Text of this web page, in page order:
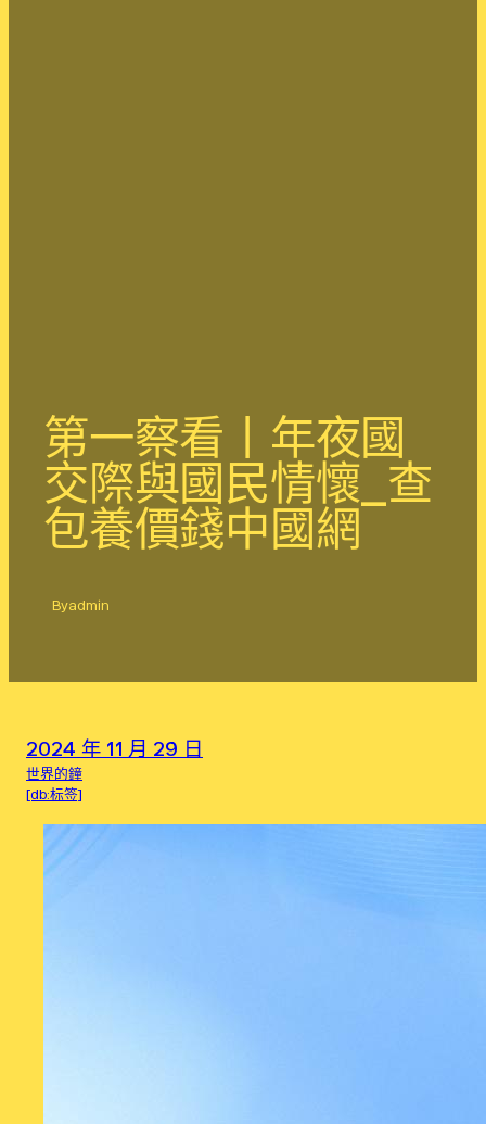
第一察看丨年夜國
交際與國民情懷_查
包養價錢中國網
Byadmin
2024 年 11 月 29 日
世界的鐘
[db:标签]